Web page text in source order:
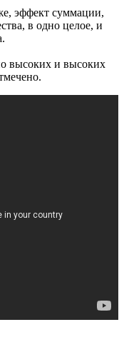
эффект суммации,
в одно целое, и
высоких и высоких